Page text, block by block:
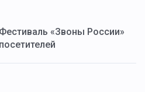
«Звоны России»